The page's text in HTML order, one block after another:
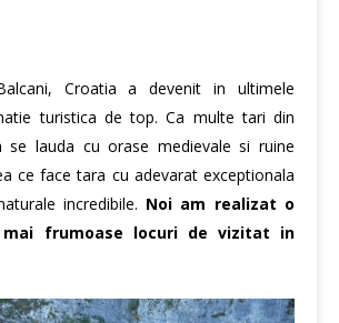
Croatia a devenit in ultimele
turistica de top. Ca multe tari din
se lauda cu orase medievale si ruine
ce face tara cu adevarat exceptionala
incredibile. Noi am realizat o
frumoase locuri de vizitat in